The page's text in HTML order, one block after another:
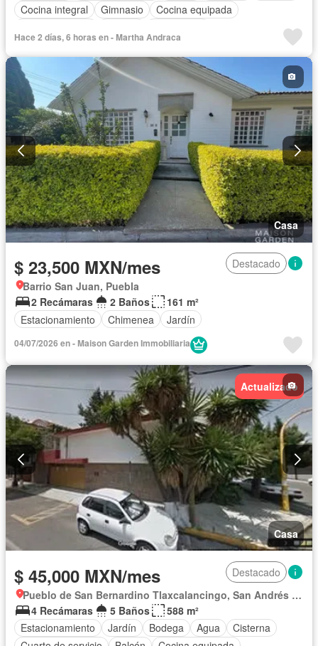
Cocina integral
Gimnasio
Cocina equipada
Cuarto de Limpieza
Agua
Caseta de vigilancia
Recámara con closet
Permite mascotas
Permite niños
Sin amueblar
Hace 2 días, 6 horas en - Martha Andraca
Casa
$ 23,500 MXN/mes
Destacado
Barrio San Juan, Puebla
2 Recámaras
2 Baños
161 m²
Estacionamiento
Chimenea Jardín
04/07/2026 en - Maison Garden Immobiliaria
Actualizado
Casa
$ 45,000 MXN/mes
Destacado
Pueblo de San Bernardino Tlaxcalancingo, San Andrés Cholula
4 Recámaras
5 Baños
588 m²
Estacionamiento
Jardín Bodega Agua
Cisterna